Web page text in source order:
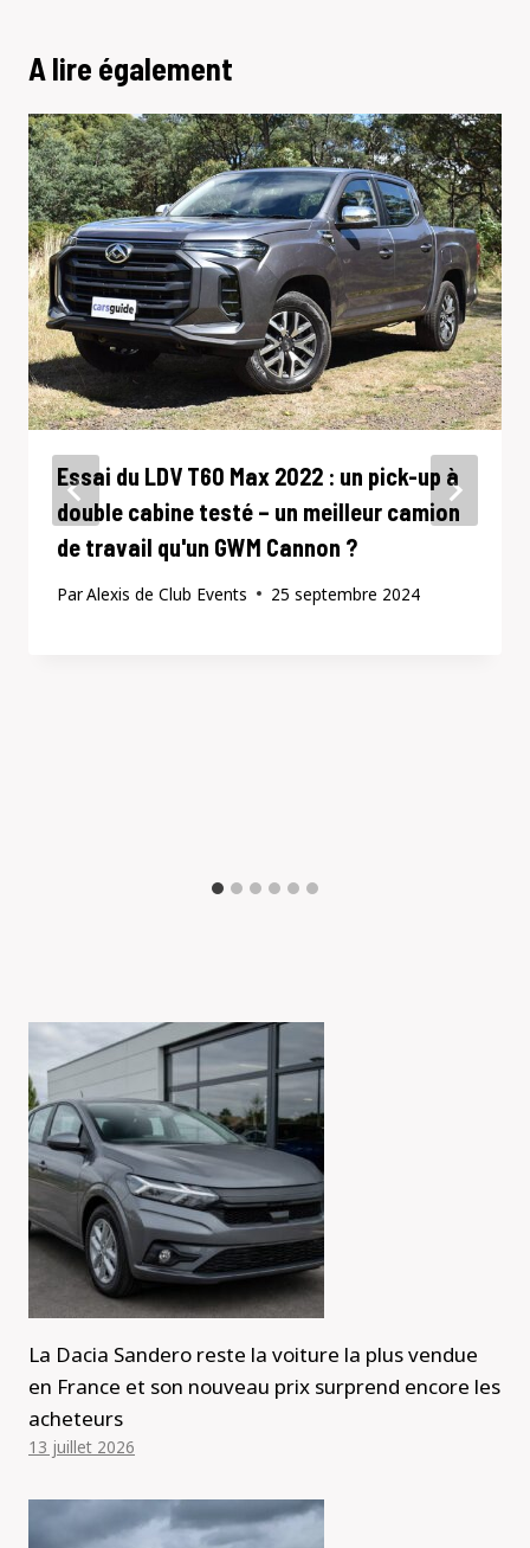
A lire également
Essai du LDV T60 Max 2022 : un pick-up à
double cabine testé – un meilleur camion
de travail qu'un GWM Cannon ?
ParAlexis de Club Events 25 septembre 2024
La Dacia Sandero reste la voiture la plus vendue
en France et son nouveau prix surprend encore les
acheteurs
13 juillet 2026